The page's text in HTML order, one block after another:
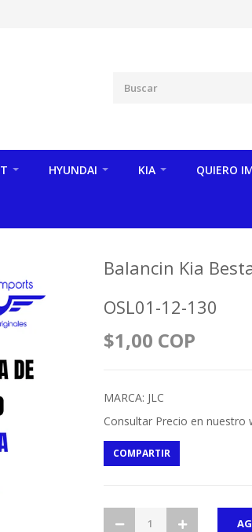
HYUNDAI KIA QUIERO
Balancin Kia
OSL01-12-130
$1,00 COP
MARCA: JLC
Consultar Precio en nuestro
COMPARTIR